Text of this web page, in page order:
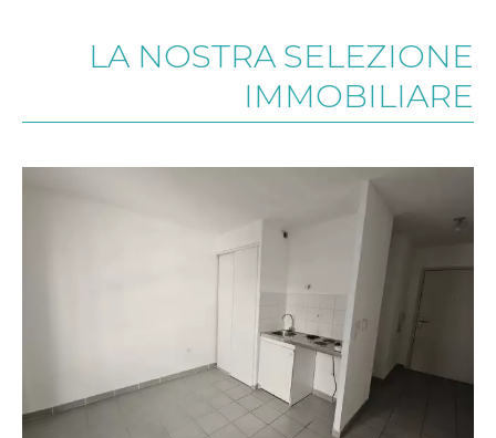
LA NOSTRA SELEZIONE
IMMOBILIARE